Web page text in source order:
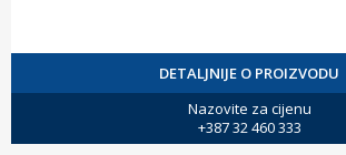
DETALJNIJE O PROIZVODU
Nazovite za cijenu
+387 32 460 333